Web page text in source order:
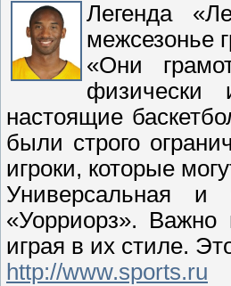
Легенда
межсезонье
«Они
физически
настоящие
были строго
игроки, которые
Универсальная и
«Уорриорз».
играя в их стиле.
http://www.sports.ru